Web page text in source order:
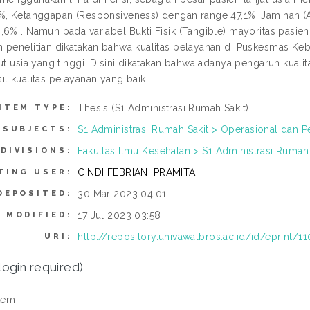
Ketanggapan (Responsiveness) dengan range 47,1%, Jaminan
. Namun pada variabel Bukti Fisik (Tangible) mayoritas
penelitian dikatakan bahwa kualitas pelayanan di Puskesmas
usia yang tinggi. Disini dikatakan bahwa adanya pengaruh
kualitas pelayanan yang baik
TYPE: Thesis (S1 Administrasi Rumah Sakit)
SUBJECTS: S1 Administrasi Rumah Sakit > Operasional dan
DIVISIONS: Fakultas Ilmu Kesehatan > S1 Administrasi
USER: CINDI FEBRIANI PRAMITA
30 Mar 2023 04:01
MODIFIED: 17 Jul 2023 03:58
URI: http://repository.univawalbros.ac.id/id/eprint/
required)